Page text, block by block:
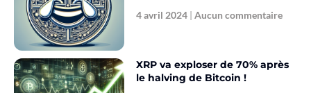
4 avril 2024 Aucun commentaire
XRP va exploser de 70% après
le halving de Bitcoin !